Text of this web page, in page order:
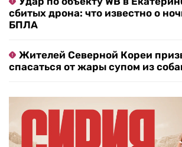
сбитых дрона: что известно о
БПЛА
Жителей Северной Кореи
спасаться от жары супом из